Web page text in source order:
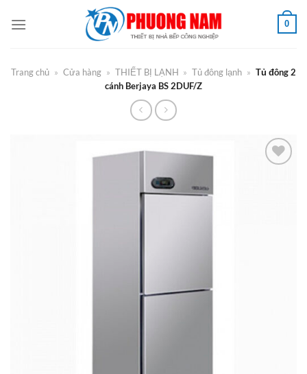
qua
0
Trang chủ » Cửa hàng » THIẾT BỊ LẠNH » Tủ đông lạnh » Tủ đông 2
cánh Berjaya BS 2DUF/Z